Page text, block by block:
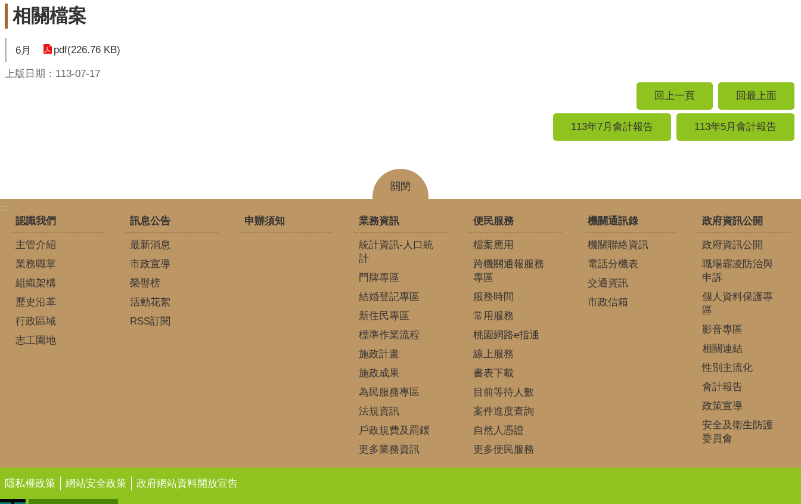
相關檔案
6月 pdf(226.76 KB)
上版日期：113-07-17
回上一頁
回最上面
113年7月會計報告 113年5月會計報告
關閉
:::
認識我們
主管介紹
業務職掌
組織架構
歷史沿革
行政區域
志工園地
訊息公告
最新消息
市政宣導
榮譽榜
活動花絮
RSS訂閱
申辦須知 業務資訊
統計資訊-人口統
計
門牌專區
結婚登記專區
新住民專區
標準作業流程
施政計畫
施政成果
為民服務專區
法規資訊
戶政規費及罰鍰
更多業務資訊
便民服務
檔案應用
跨機關通報服務
專區
服務時間
常用服務
桃園網路e指通
線上服務
書表下載
目前等待人數
案件進度查詢
自然人憑證
更多便民服務
機關通訊錄
機關聯絡資訊
電話分機表
交通資訊
市政信箱
政府資訊公開
政府資訊公開
職場霸凌防治與
申訴
個人資料保護專
區
影音專區
相關連結
性別主流化
會計報告
政策宣導
安全及衛生防護
委員會
隱私權政策 網站安全政策 政府網站資料開放宣告